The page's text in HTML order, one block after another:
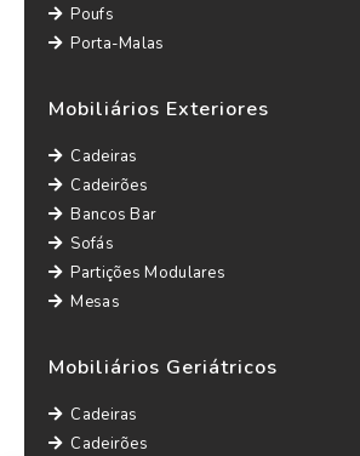
Poufs
Porta-Malas
Mobiliários Exteriores
Cadeiras
Cadeirões
Bancos Bar
Sofás
Partições Modulares
Mesas
Mobiliários Geriátricos
Cadeiras
Cadeirões